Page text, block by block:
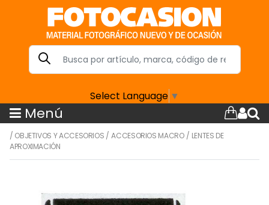
Select Language ▼
Menú
/ OBJETIVOS Y ACCESORIOS /ACCESORIOS MACRO/ LENTES DE
APROXIMACIÓN